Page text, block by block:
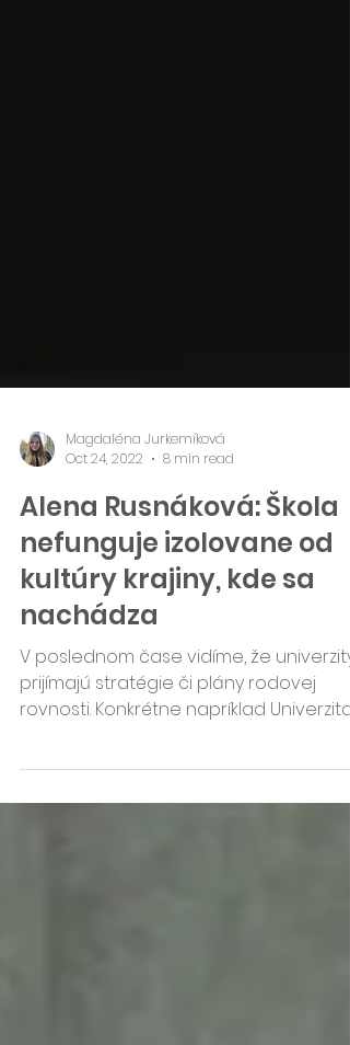
Magdaléna Jurkemíková
Oct 24, 2022
8 min read
Alena Rusnáková: Škola
nefunguje izolovane od
kultúry krajiny, kde sa
nachádza
V poslednom čase vidíme, že univerzity
rovnosti. Konkrétne napríklad Univerzita
Komenského aj TUKE...